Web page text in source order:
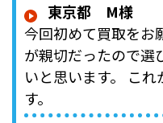
東京都 M様
今回初めて買取をお
が親切だったので選
いと思います。 こ
す。